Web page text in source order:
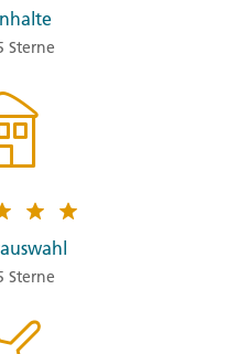
Sterne
Sterne